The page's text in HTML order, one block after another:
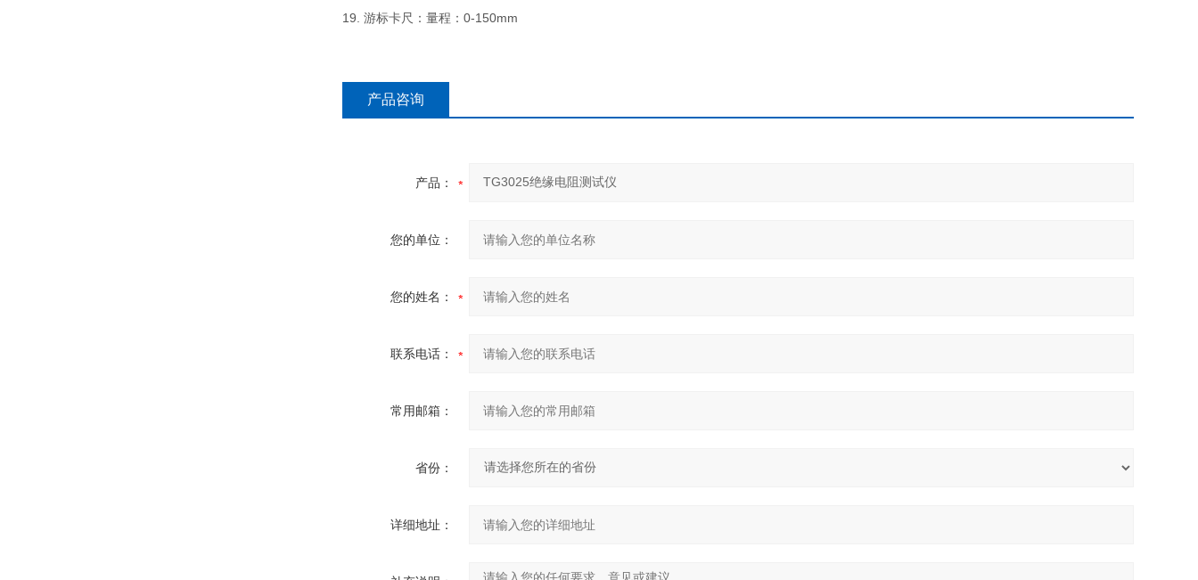
19. 游标卡尺：量程：0-150mm
产品咨询
产品：
您的单位：
您的姓名：
联系电话：
常用邮箱：
省份：
详细地址：